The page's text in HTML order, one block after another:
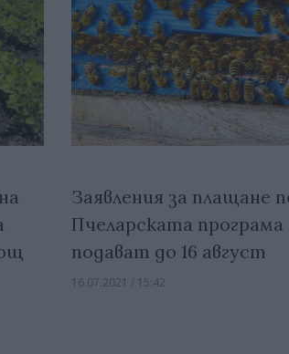
Заявления за плащане
Пчеларската програма
подават до 16 август
16.07.2021 / 15:42